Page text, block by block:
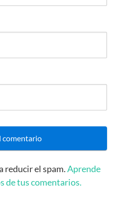
reducir el spam.Aprende
de tus comentarios.